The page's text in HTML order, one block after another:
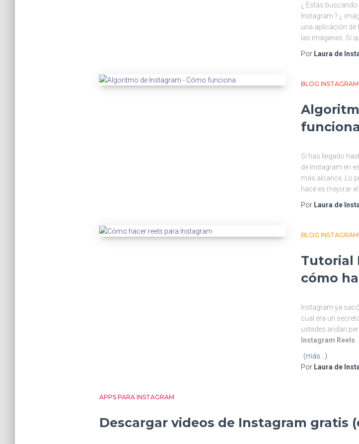
¿ Estás
Instagram ? ¿
una aplicación de
las imágenes. Si
Por Laura de
BLOG INSTAGRAM
funciona
Si has llegado
de Instagram en
más alcance. Lo
hace es mejorar el
Por Laura de
BLOG INSTAGRAM
Tutorial
cómo
Instagram ya
cual era un
ustedes andan
Instagram Reels
(más…)
Por Laura de
APPS PARA INSTAGRAM
Descargar videos de Instagram gratis